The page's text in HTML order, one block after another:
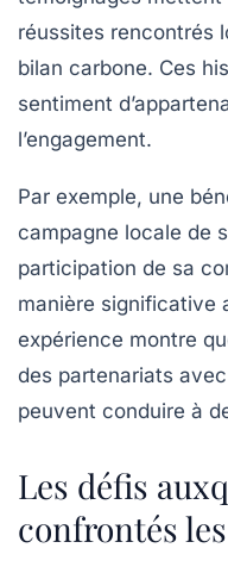
réussites rencontrés
bilan carbone. Ces
sentiment
l’engagement.
Par exemple, une
campagne locale de
participation de sa
manière significative
expérience montre
des partenariats
peuvent conduire à
Les défis
confrontés